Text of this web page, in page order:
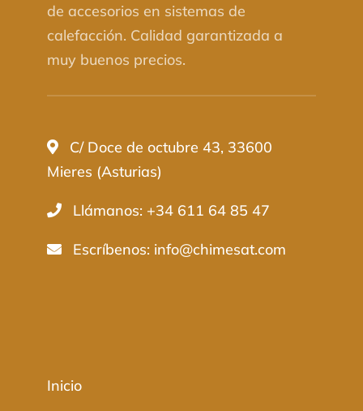
de accesorios en sistemas de
calefacción. Calidad garantizada a
muy buenos precios.
C/ Doce de octubre 43, 33600
Mieres (Asturias)
Llámanos: +34 611 64 85 47
Escríbenos: info@chimesat.com
Inicio